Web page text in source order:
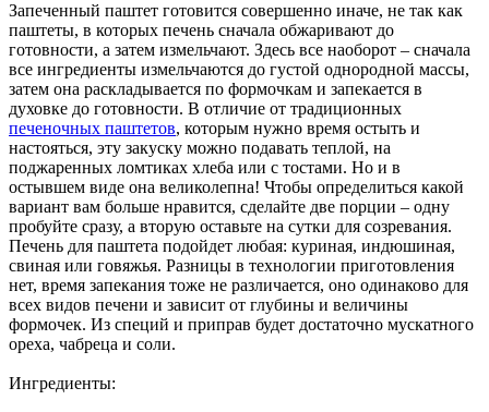
Запеченный паштет готовится совершенно иначе, не так как
паштеты, в которых печень сначала обжаривают до
готовности, а затем измельчают. Здесь все наоборот – сначала
все ингредиенты измельчаются до густой однородной массы,
затем она раскладывается по формочкам и запекается в
духовке до готовности. В отличие от традиционных
печеночных паштетов, которым нужно время остыть и
настояться, эту закуску можно подавать теплой, на
поджаренных ломтиках хлеба или с тостами. Но и в
остывшем виде она великолепна! Чтобы определиться какой
вариант вам больше нравится, сделайте две порции – одну
пробуйте сразу, а вторую оставьте на сутки для созревания.
Печень для паштета подойдет любая: куриная, индюшиная,
свиная или говяжья. Разницы в технологии приготовления
нет, время запекания тоже не различается, оно одинаково для
всех видов печени и зависит от глубины и величины
формочек. Из специй и приправ будет достаточно мускатного
ореха, чабреца и соли.
Ингредиенты: